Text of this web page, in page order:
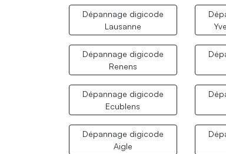
Dépannage digicode
Lausanne
Dépannage digicode
Renens
Dépannage digicode
Ecublens
Dépannage digicode
Aigle